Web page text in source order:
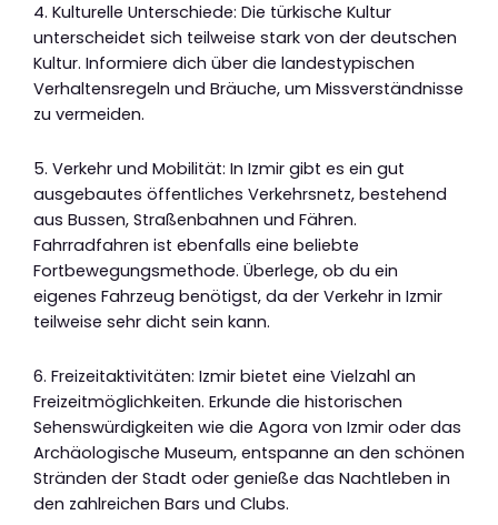
4. Kulturelle Unterschiede: Die türkische Kultur
unterscheidet sich teilweise stark von der deutschen
Kultur. Informiere dich über die landestypischen
Verhaltensregeln und Bräuche, um Missverständnisse
zu vermeiden.
5. Verkehr und Mobilität: In Izmir gibt es ein gut
ausgebautes öffentliches Verkehrsnetz, bestehend
aus Bussen, Straßenbahnen und Fähren.
Fahrradfahren ist ebenfalls eine beliebte
Fortbewegungsmethode. Überlege, ob du ein
eigenes Fahrzeug benötigst, da der Verkehr in Izmir
teilweise sehr dicht sein kann.
6. Freizeitaktivitäten: Izmir bietet eine Vielzahl an
Freizeitmöglichkeiten. Erkunde die historischen
Sehenswürdigkeiten wie die Agora von Izmir oder das
Archäologische Museum, entspanne an den schönen
Stränden der Stadt oder genieße das Nachtleben in
den zahlreichen Bars und Clubs.